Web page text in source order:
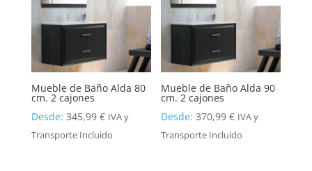
Mueble de Baño Alda 80
cm. 2 cajones
Desde: 345,99 € IVA y
Transporte Incluido
Mueble de Baño Alda 90
cm. 2 cajones
Desde:370,99€ IVA y
Transporte Incluido